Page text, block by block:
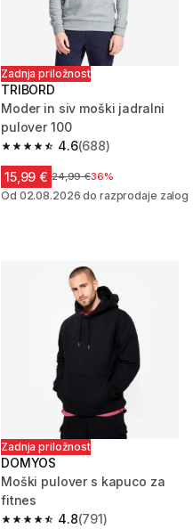
Zadnja priložnost
TRIBORD
Moder in siv moški jadralni
pulover 100
4.6
4.6 od 5 zvezdic from 688
(688)
15,99 € Cena pred znižanjem
24,99 €36%
Od 02.08.2026 do razprodaje zalog
Zadnja priložnost
DOMYOS
Moški pulover s kapuco za
fitnes
4.8(791)